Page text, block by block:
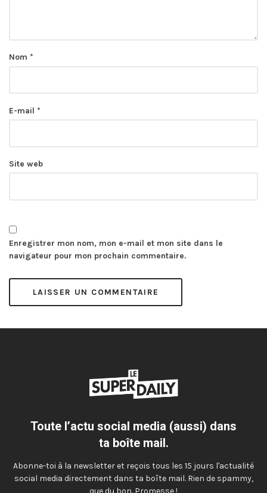
Nom *
E-mail *
Site web
Enregistrer mon nom, mon e-mail et mon site dans le
navigateur pour mon prochain commentaire.
Toute l’actu social media (aussi) dans
ta boîte mail.
Abonne-toi à la newsletter et reçois tous les 15 jours l'actualité
social media directement dans ta boîte mail. Rien de spammy,